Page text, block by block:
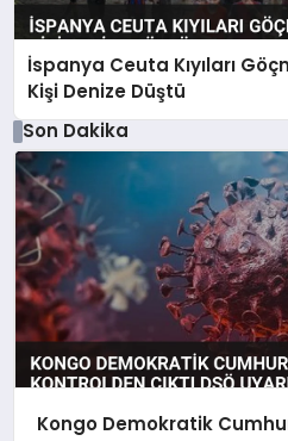
İspanya Ceuta Kıyıları
Kişi Denize Düştü
Son Dakika
Kongo Demokratik